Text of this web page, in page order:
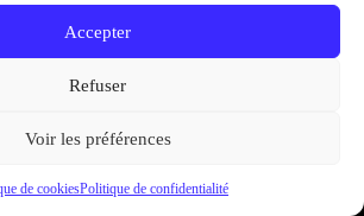
Accepter
Refuser
Voir les préférences
de cookiesPolitique de confidentialité
Bikes On Track © 2026